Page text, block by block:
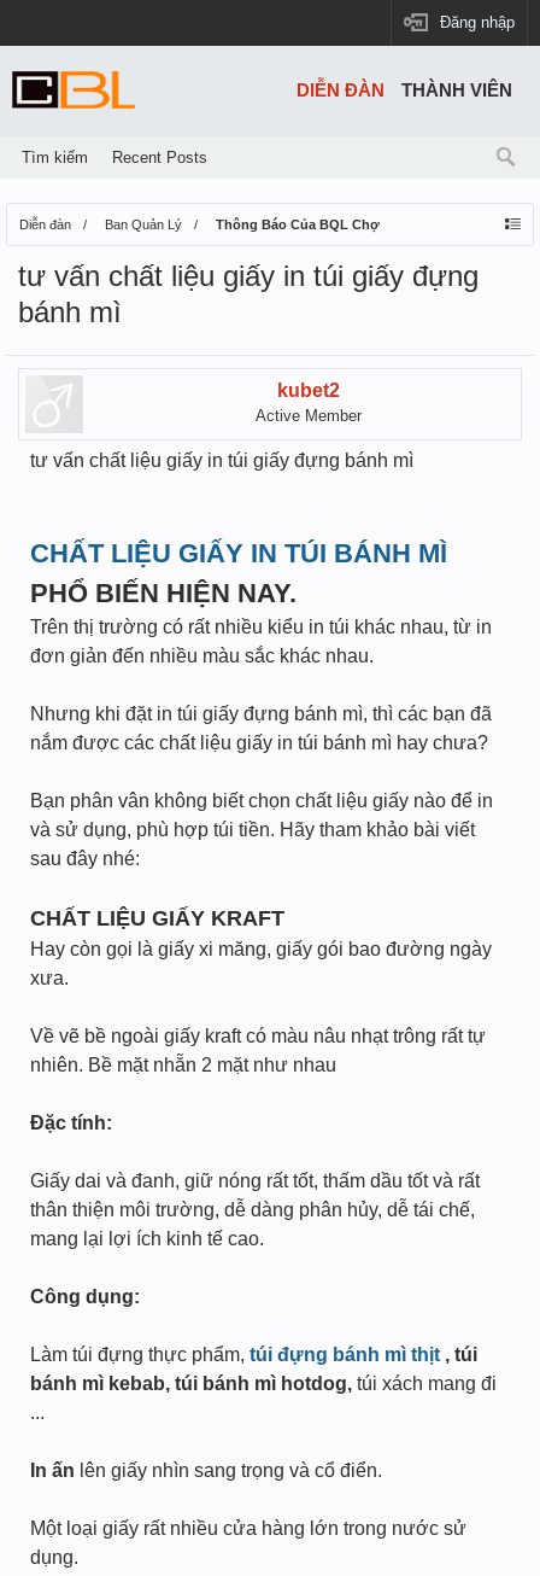
Đăng nhập
Diễn đàn Ban Quản Lý Thông Báo Của BQL Chợ
tư vấn chất liệu giấy in túi giấy đựng
bánh mì
kubet2
Active Member
tư vấn chất liệu giấy in túi giấy đựng bánh mì
CHẤT LIỆU GIẤY IN TÚI BÁNH MÌ
PHỔ BIẾN HIỆN NAY.
Trên thị trường có rất nhiều kiểu in túi khác nhau, từ in
đơn giản đến nhiều màu sắc khác nhau.
Nhưng khi đặt in túi giấy đựng bánh mì, thì các bạn đã
nắm được các chất liệu giấy in túi bánh mì hay chưa?
Bạn phân vân không biết chọn chất liệu giấy nào để in
và sử dụng, phù hợp túi tiền. Hãy tham khảo bài viết
sau đây nhé:
CHẤT LIỆU GIẤY KRAFT
Hay còn gọi là giấy xi măng, giấy gói bao đường ngày
xưa.
Về vẽ bề ngoài giấy kraft có màu nâu nhạt trông rất tự
nhiên. Bề mặt nhẵn 2 mặt như nhau
Đặc tính:
Giấy dai và đanh, giữ nóng rất tốt, thấm dầu tốt và rất
thân thiện môi trường, dễ dàng phân hủy, dễ tái chế,
mang lại lợi ích kinh tế cao.
Công dụng:
Làm túi đựng thực phẩm, túi đựng bánh mì thịt , túi
bánh mì kebab, túi bánh mì hotdog, túi xách mang đi
...
In ấn lên giấy nhìn sang trọng và cổ điển.
Một loại giấy rất nhiều cửa hàng lớn trong nước sử
dụng.
DIỄN ĐÀN
Tìm kiếm Recent Posts
THÀNH VIÊN